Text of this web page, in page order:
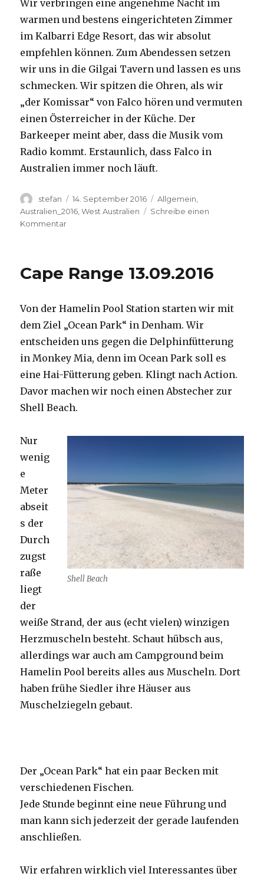
Wir verbringen eine angenehme Nacht im
warmen und bestens eingerichteten Zimmer
im Kalbarri Edge Resort, das wir absolut
empfehlen können. Zum Abendessen setzen
wir uns in die Gilgai Tavern und lassen es uns
schmecken. Wir spitzen die Ohren, als wir
„der Komissar“ von Falco hören und vermuten
einen Österreicher in der Küche. Der
Barkeeper meint aber, dass die Musik vom
Radio kommt. Erstaunlich, dass Falco in
Australien immer noch läuft.
Autor
stefan
Veröffentlicht
am
14. September 2016 Kategorien
Allgemein
Australien_2016 ,West Australien
Schreibe einen
Kommentarzu
Cape Range 13.09.2016
Von der Hamelin Pool Station starten wir mit
dem Ziel „Ocean Park“ in Denham. Wir
entscheiden uns gegen die Delphinfütterung
in Monkey Mia, denn im Ocean Park soll es
eine Hai-Fütterung geben. Klingt nach Action.
Davor machen wir noch einen Abstecher zur
Shell Beach.
Shell Beach
Nur
wenig
e
Meter
abseit
s der
Durch
zugst
raße
liegt
der
weiße Strand, der aus (echt vielen) winzigen
Herzmuscheln besteht. Schaut hübsch aus,
allerdings war auch am Campground beim
Hamelin Pool bereits alles aus Muscheln. Dort
haben frühe Siedler ihre Häuser aus
Muschelziegeln gebaut.
Der „Ocean Park“ hat ein paar Becken mit
verschiedenen Fischen.
Jede Stunde beginnt eine neue Führung und
man kann sich jederzeit der gerade laufenden
anschließen.
Wir erfahren wirklich viel Interessantes über